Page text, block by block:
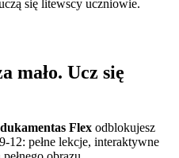
się litewscy uczniowie.
mało. Ucz się
Flex odblokujesz
12: pełne lekcje, interaktywne